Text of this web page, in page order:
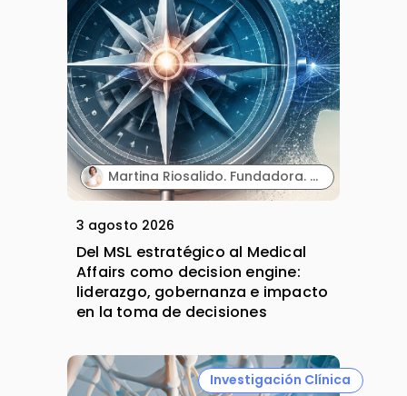
Martina Riosalido. Fundadora. MSL Expert & Mentoring | Método MARIPOSA.
3 agosto 2026
Del MSL estratégico al Medical
Affairs como decision engine:
liderazgo, gobernanza e impacto
en la toma de decisiones
Investigación Clínica